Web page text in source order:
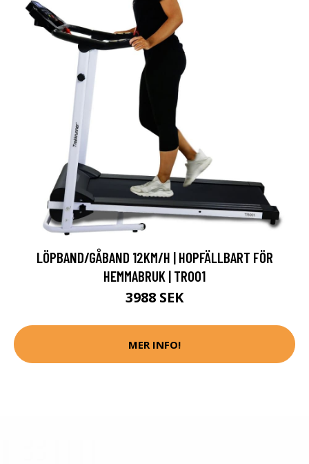
LÖPBAND/GÅBAND 12KM/H | HOPFÄLLBART FÖR
HEMMABRUK | TR001
3988 SEK
MER INFO!